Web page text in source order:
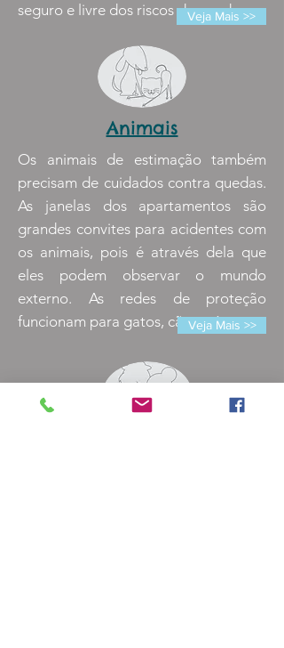
seguro e livre dos riscos de queda.
Veja Mais >>
Animais
Os animais de estimação também
precisam de cuidados contra quedas.
As janelas dos apartamentos são
grandes convites para acidentes com
os animais, pois é através dela que
eles podem observar o mundo
externo. As redes de proteção
funcionam para gatos, cães pássaros.
Veja Mais >>